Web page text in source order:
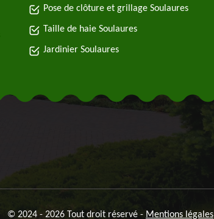
Pose de clôture et grillage Soulaures
Taille de haie Soulaures
Jardinier Soulaures
© 2024 - 2026 Tout droit réservé - Mentions légales